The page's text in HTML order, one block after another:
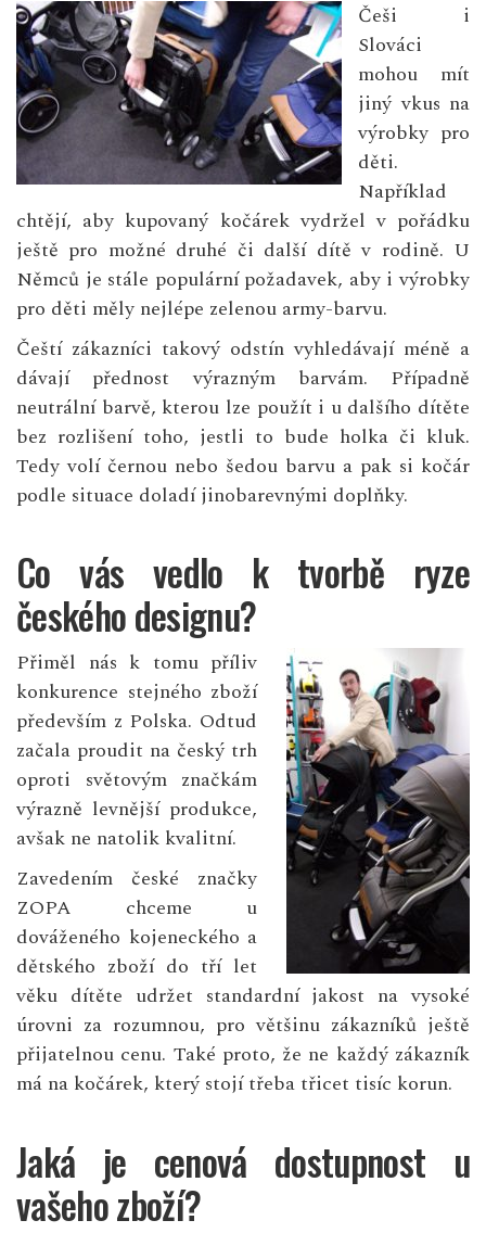
Češi i
Slováci
mohou mít
jiný vkus na
výrobky pro
děti.
Například
chtějí, aby kupovaný kočárek vydržel v pořádku
ještě pro možné druhé či další dítě v rodině. U
Němců je stále populární požadavek, aby i výrobky
pro děti měly nejlépe zelenou army-barvu.
Čeští zákazníci takový odstín vyhledávají méně a
dávají přednost výrazným barvám. Případně
neutrální barvě, kterou lze použít i u dalšího dítěte
bez rozlišení toho, jestli to bude holka či kluk.
Tedy volí černou nebo šedou barvu a pak si kočár
podle situace doladí jinobarevnými doplňky.
Co vás vedlo k tvorbě ryze
českého designu?
Přiměl nás k tomu příliv
konkurence stejného zboží
především z Polska. Odtud
začala proudit na český trh
oproti světovým značkám
výrazně levnější produkce,
avšak ne natolik kvalitní.
Zavedením české značky
ZOPA chceme u
dováženého kojeneckého a
dětského zboží do tří let
věku dítěte udržet standardní jakost na vysoké
úrovni za rozumnou, pro většinu zákazníků ještě
přijatelnou cenu. Také proto, že ne každý zákazník
má na kočárek, který stojí třeba třicet tisíc korun.
Jaká je cenová dostupnost u
vašeho zboží?